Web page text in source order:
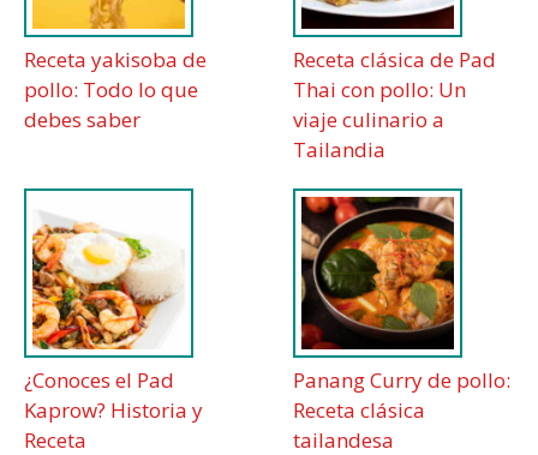
Receta yakisoba de
pollo: Todo lo que
debes saber
Receta clásica de Pad
Thai con pollo: Un
viaje culinario a
Tailandia
¿Conoces el Pad
Kaprow? Historia y
Receta
Panang Curry de pollo:
Receta clásica
tailandesa